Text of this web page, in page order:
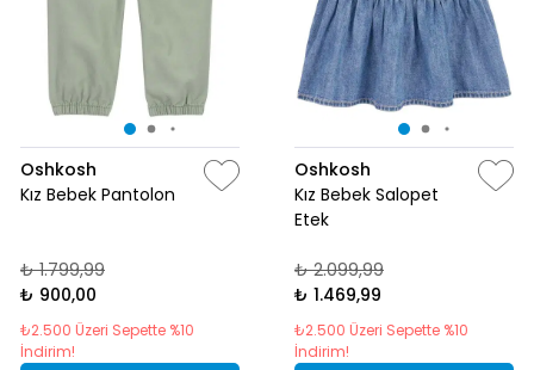
Oshkosh
Kız Bebek Pantolon
₺ 1.799,99
₺ 900,00
₺2.500 Üzeri Sepette %10
İndirim!
Oshkosh
Kız Bebek Salopet
Etek
₺ 2.099,99
₺ 1.469,99
₺2.500 Üzeri Sepette %10
İndirim!